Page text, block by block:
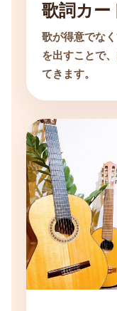
歌詞カー
歌が得意でな
を出すことで
てきます。